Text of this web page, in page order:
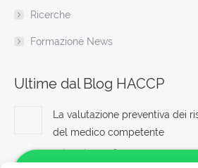
Ricerche
Formazione News
Ultime dal Blog HACCP
La valutazione preventiva dei
del medico competente
7 Agosto 2026